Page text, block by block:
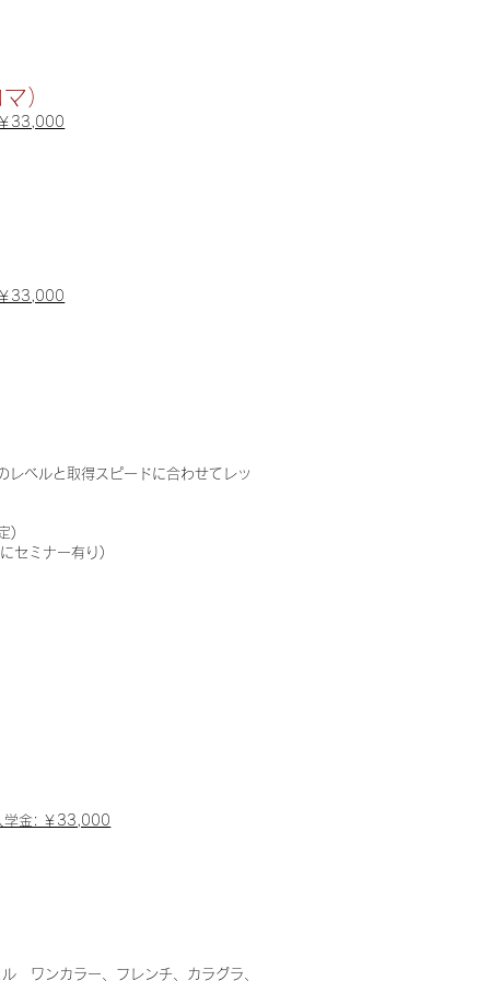
）
33,000
33,000
ベルと取得スピードに合わせてレッ
定)
セミナー有り)
金: ￥33,000
ワンカラー、フレンチ、カラグラ、